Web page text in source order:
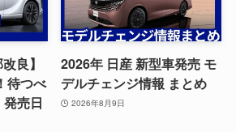
良】
待つべ
売日
2026年 日産 新型車発売 モ
デルチェンジ情報 まとめ
2026年8月9日